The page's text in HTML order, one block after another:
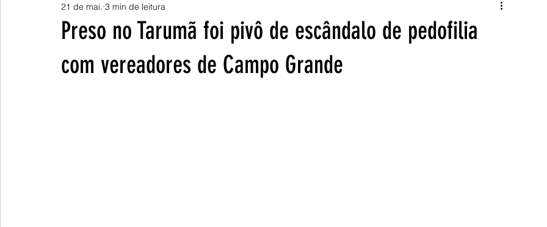
AGRO NEWS DESTAQUE
Preso no Tarumã foi pivô de escândalo de pedofilia
com vereadores de Campo Grande
21 de mai. 3 min de leitura